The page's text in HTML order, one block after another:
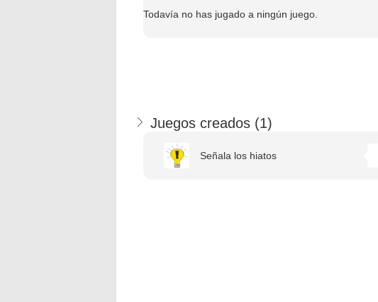
Todavía no has jugado a ningún juego.
Juegos creados (1)
Señala los hiatos